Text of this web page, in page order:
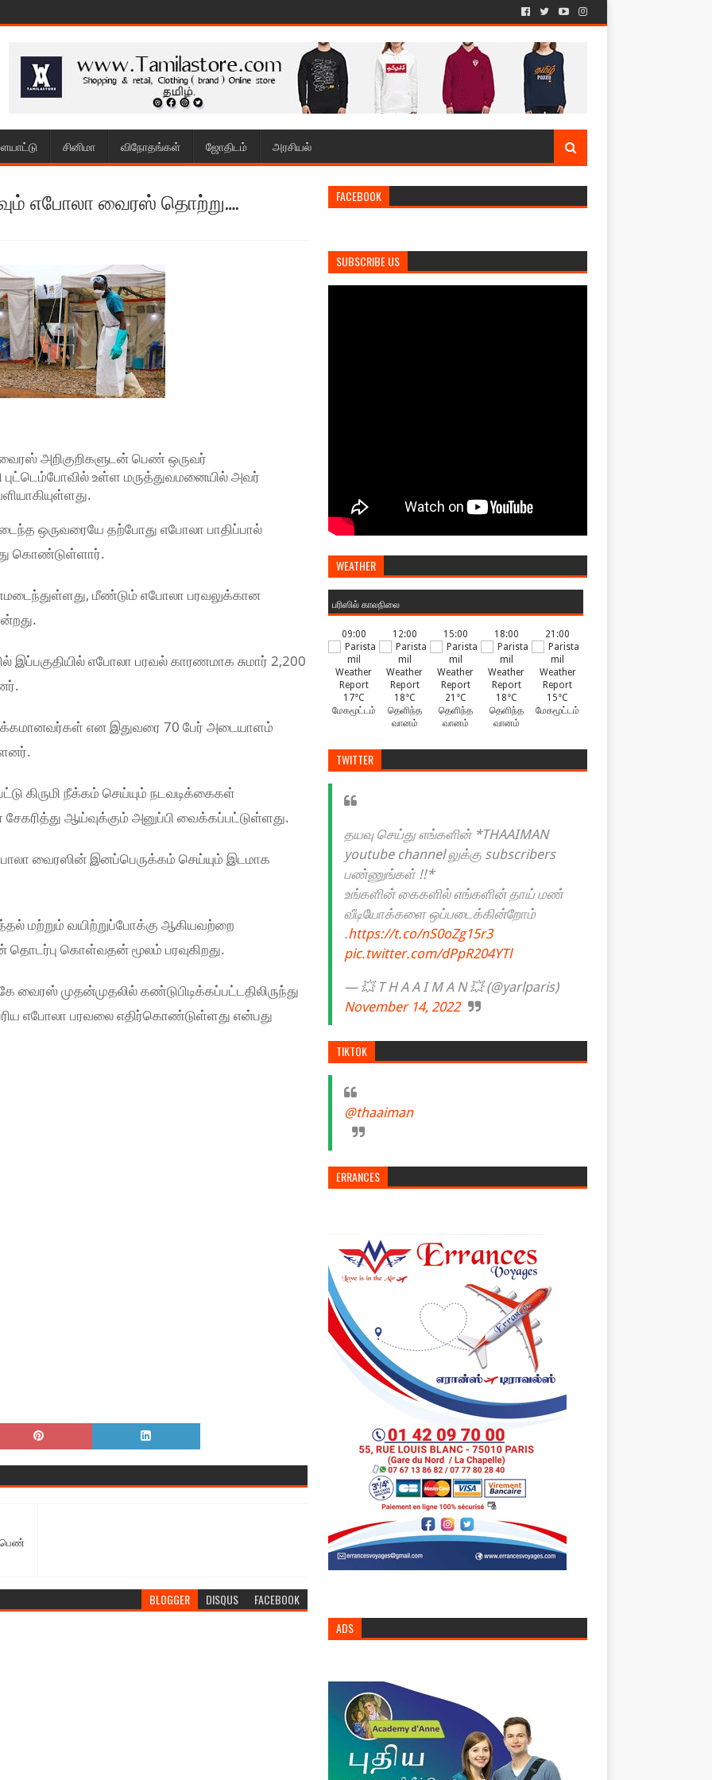
சினிமா விநோதங்கள் ஜோதிடம் அரசியல்
எபோலா வைரஸ் தொற்று….
அறிகுறிகளுடன் பெண் ஒருவர்
புட்டெம்போவில் உள்ள மருத்துவமனையில் அவர்
ஒருவரையே தற்போது எபோலா பாதிப்பால்
கொண்டுள்ளார்.
மீண்டும் எபோலா பரவலுக்கான
எபோலா பரவல் காரணமாக சுமார் 2,200
என இதுவரை 70 பேர் அடையாளம்
கிருமி நீக்கம் செய்யும் நடவடிக்கைகள்
ஆய்வுக்கும் அனுப்பி வைக்கப்பட்டுள்ளது.
வைரஸின் இனப்பெருக்கம் செய்யும் இடமாக
மற்றும் வயிற்றுப்போக்கு ஆகியவற்றை
தொடர்பு கொள்வதன் மூலம் பரவுகிறது.
முதன்முதலில் கண்டுபிடிக்கப்பட்டதிலிருந்து
எபோலா பரவலை எதிர்கொண்டுள்ளது என்பது
பெண்
BLOGGER DISQUS FACEBOOK
FACEBOOK
SUBSCRIBE US
WEATHER
பரிஸில் காலநிலை
09:00
17°C
மேகமூட்டம்
12:00
18°C
தெளிந்த
வானம்
15:00
21°C
தெளிந்த
வானம்
18:00
18°C
தெளிந்த
வானம்
21:00
15°C
மேகமூட்டம்
TWITTER
தயவு செய்து எங்களின் *THAAIMAN
youtube channel லுக்கு subscribers
பண்ணுங்கள் !!*
உங்களின் கைகளில் எங்களின் தாய் மண்
வீடியோக்களை ஒப்படைக்கின்றோம்
.https://t.co/nS0oZg15r3
pic.twitter.com/dPpR204YTl
— 💥 T H A A I M A N 💥 (@yarlparis)
November 14, 2022
TIKTOK
@thaaiman
ERRANCES
ADS